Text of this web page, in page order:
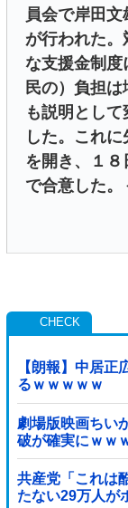
員会で岸田
が行われた
な支援金制度
民の）負担
も説明とし
した。これ
を開き、１
で合意した。
【朗報】中居
るｗｗｗｗｗ
劇場版映画ちい
破が確実にｗｗ
共産党「これは
たない29万人が